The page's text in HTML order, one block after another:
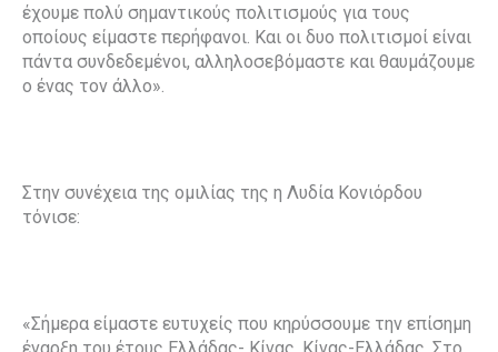
έχουμε πολύ σημαντικούς πολιτισμούς για τους
οποίους είμαστε περήφανοι. Και οι δυο πολιτισμοί είναι
πάντα συνδεδεμένοι, αλληλοσεβόμαστε και θαυμάζουμε
ο ένας τον άλλο».
Στην συνέχεια της ομιλίας της η Λυδία Κονιόρδου
τόνισε:
«Σήμερα είμαστε ευτυχείς που κηρύσσουμε την επίσημη
έναρξη του έτους Ελλάδας- Κίνας, Κίνας-Ελλάδας. Στο